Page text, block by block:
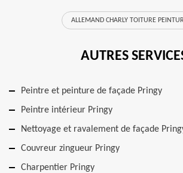
ALLEMAND CHARLY TOITURE
AUTRES
Peintre et peinture de façade Pringy
Peintre intérieur Pringy
Nettoyage et ravalement de façade
Couvreur zingueur Pringy
Charpentier Pringy